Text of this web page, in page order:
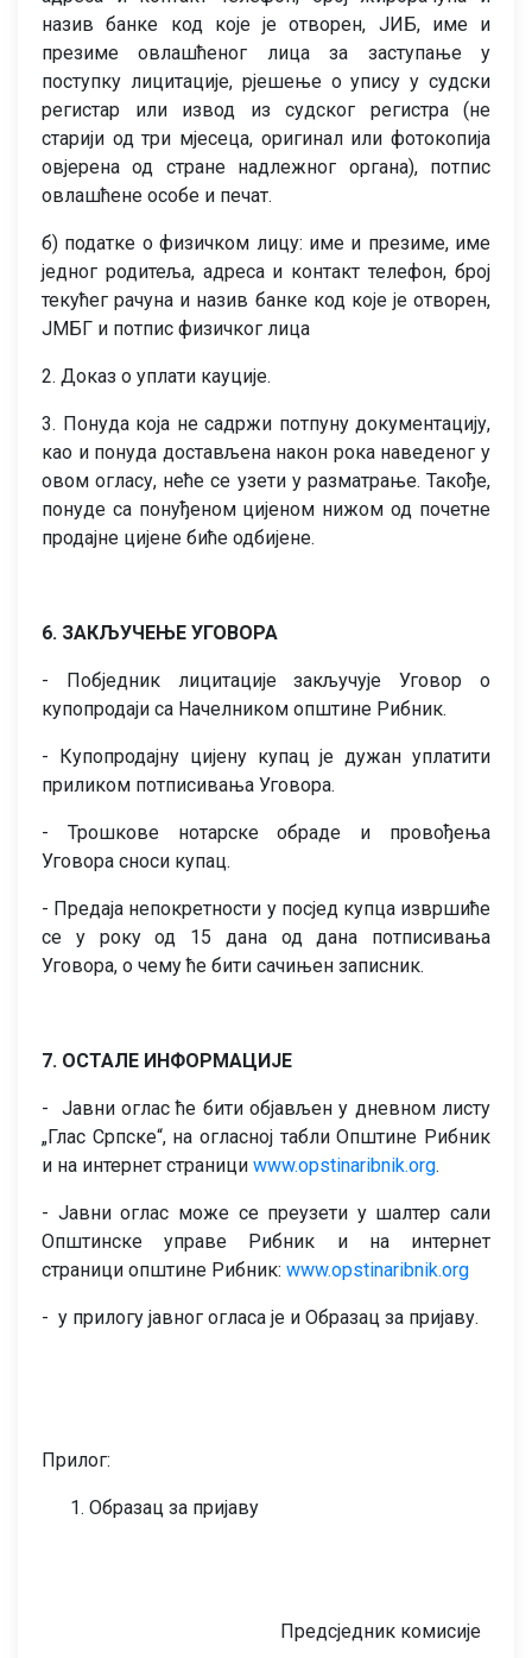
назив банке код које је отворен, ЈИБ, име и
презиме овлашћеног лица за заступање у
поступку лицитације, рјешење о упису у судски
регистар или извод из судског регистра (не
старији од три мјесеца, оригинал или фотокопија
овјерена од стране надлежног органа), потпис
овлашћене особе и печат.
б) податке о физичком лицу: име и презиме, име
једног родитеља, адреса и контакт телефон, број
текућег рачуна и назив банке код које је отворен,
ЈМБГ и потпис физичког лица
2. Доказ о уплати кауције.
3. Понуда која не садржи потпуну документацију,
као и понуда достављена након рока наведеног у
овом огласу, неће се узети у разматрање. Такође,
понуде са понуђеном цијеном нижом од почетне
продајне цијене биће одбијене.
6. ЗАКЉУЧЕЊЕ УГОВОРА
- Побједник лицитације закључује Уговор о
купопродаји са Начелником општине Рибник.
- Купопродајну цијену купац је дужан уплатити
приликом потписивања Уговора.
- Трошкове нотарске обраде и провођења
Уговора сноси купац.
- Предаја непокретности у посјед купца извршиће
се у року од 15 дана од дана потписивања
Уговора, о чему ће бити сачињен записник.
7. ОСТАЛЕ ИНФОРМАЦИЈЕ
- Јавни оглас ће бити објављен у дневном листу
„Глас Српске“, на огласној табли Општине Рибник
и на интернет страници www.opstinaribnik.org.
- Јавни оглас може се преузети у шалтер сали
Општинске управе Рибник и на интернет
страници општине Рибник: www.opstinaribnik.org
- у прилогу јавног огласа је и Образац за пријаву.
Прилог:
Образац за пријаву
Предсједник комисије